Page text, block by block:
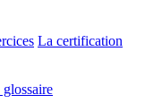
La certification